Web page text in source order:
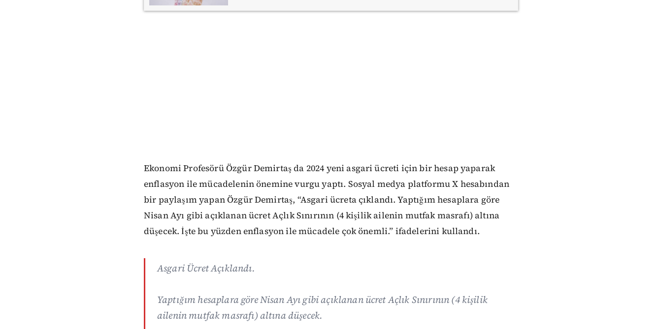
Ekonomi Profesörü Özgür Demirtaş da 2024 yeni asgari ücreti için bir hesap yaparak
enflasyon ile mücadelenin önemine vurgu yaptı. Sosyal medya platformu X hesabından
bir paylaşım yapan Özgür Demirtaş, “Asgari ücreta çıklandı. Yaptığım hesaplara göre
Nisan Ayı gibi açıklanan ücret Açlık Sınırının (4 kişilik ailenin mutfak masrafı) altına
düşecek. İşte bu yüzden enflasyon ile mücadele çok önemli.” ifadelerini kullandı.
Asgari Ücret Açıklandı.
Yaptığım hesaplara göre Nisan Ayı gibi açıklanan ücret Açlık Sınırının (4 kişilik
ailenin mutfak masrafı) altına düşecek.